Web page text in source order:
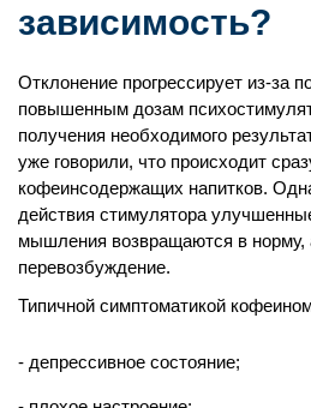
зависимость?
Отклонение прогрессирует из-за
повышенным дозам
получения необходимого
уже говорили, что происходит
кофеинсодержащих напитков.
действия стимулятора
мышления возвращаются в норму,
перевозбуждение.
Типичной симптоматикой
депрессивное состояние;